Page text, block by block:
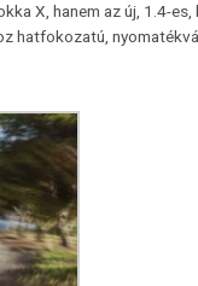
X, hanem az új, 1.4-
hatfokozatú,